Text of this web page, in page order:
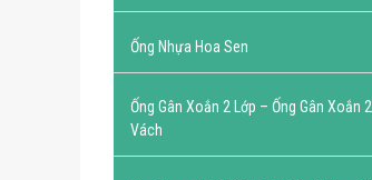
Ống Nhựa Hoa Sen
Ống Gân Xoắn 2 Lớp – Ống Gân Xoắn 2
Vách